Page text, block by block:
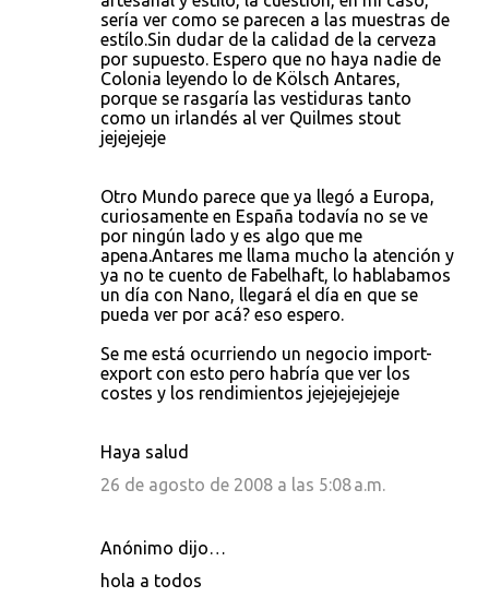
sería ver como se parecen a las muestras de
estílo.Sin dudar de la calidad de la cerveza
por supuesto. Espero que no haya nadie de
Colonia leyendo lo de Kölsch Antares,
porque se rasgaría las vestiduras tanto
como un irlandés al ver Quilmes stout
jejejejeje
Otro Mundo parece que ya llegó a Europa,
curiosamente en España todavía no se ve
por ningún lado y es algo que me
apena.Antares me llama mucho la atención y
ya no te cuento de Fabelhaft, lo hablabamos
un día con Nano, llegará el día en que se
pueda ver por acá? eso espero.
Se me está ocurriendo un negocio import-
export con esto pero habría que ver los
costes y los rendimientos jejejejejejeje
Haya salud
26 de agosto de 2008 a las 5:08 a.m.
Anónimo dijo…
hola a todos